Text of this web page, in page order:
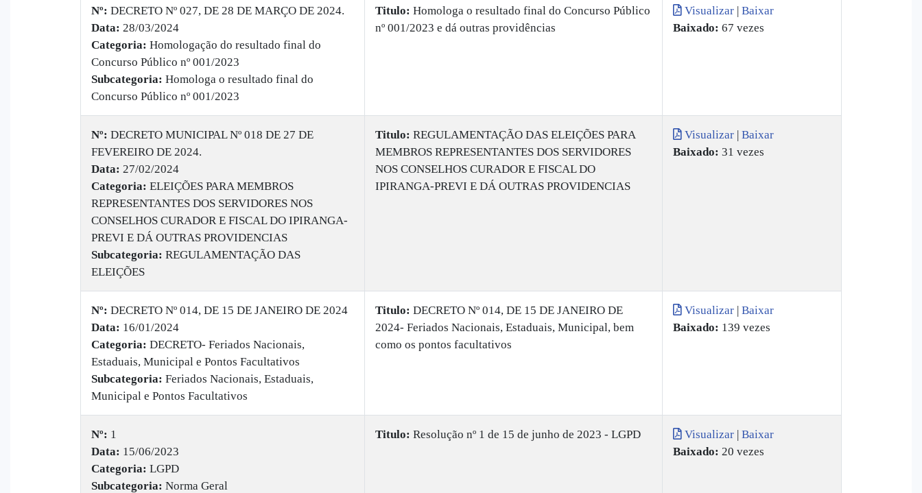
Nº: DECRETO Nº 027, DE 28 DE MARÇO DE 2024.
Data: 28/03/2024
Categoria: Homologação do resultado final do
Concurso Público nº 001/2023
Subcategoria: Homologa o resultado final do
Concurso Público nº 001/2023
Titulo: Homologa o resultado final do Concurso Público
nº 001/2023 e dá outras providências
Visualizar | Baixar
Baixado: 67 vezes
Nº: DECRETO MUNICIPAL Nº 018 DE 27 DE
FEVEREIRO DE 2024.
Data: 27/02/2024
Categoria: ELEIÇÕES PARA MEMBROS
REPRESENTANTES DOS SERVIDORES NOS
CONSELHOS CURADOR E FISCAL DO IPIRANGA-
PREVI E DÁ OUTRAS PROVIDENCIAS
Subcategoria: REGULAMENTAÇÃO DAS
ELEIÇÕES
Titulo: REGULAMENTAÇÃO DAS ELEIÇÕES PARA
MEMBROS REPRESENTANTES DOS SERVIDORES
NOS CONSELHOS CURADOR E FISCAL DO
IPIRANGA-PREVI E DÁ OUTRAS PROVIDENCIAS
Visualizar | Baixar
Baixado: 31 vezes
Nº: DECRETO Nº 014, DE 15 DE JANEIRO DE 2024
Data: 16/01/2024
Categoria: DECRETO- Feriados Nacionais,
Estaduais, Municipal e Pontos Facultativos
Subcategoria: Feriados Nacionais, Estaduais,
Municipal e Pontos Facultativos
Titulo: DECRETO Nº 014, DE 15 DE JANEIRO DE
2024- Feriados Nacionais, Estaduais, Municipal, bem
como os pontos facultativos
Visualizar | Baixar
Baixado: 139 vezes
Nº: 1
Data: 15/06/2023
Categoria: LGPD
Subcategoria: Norma Geral
Titulo: Resolução nº 1 de 15 de junho de 2023 - LGPD Visualizar | Baixar
Baixado: 20 vezes